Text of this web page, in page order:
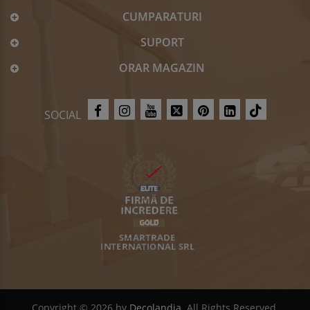
și o reducere a zgomotului de impact.
ideale pentru crearea unui spațiu locuit confortabil în
reglare optimă a umidității.
Steico oferă o gamă largă de produse din fibre de lemn
Pre-fabricate și ușor de instalat,
oferind o soluție rapidă și eficientă pentru izolarea
Sistem de acoperiș:Un sistem complet de acoperiș din
fibre de lemn, incluzând plăci izolatoare, folie de
ventilație și accesorii.
Alegeți Steico pentru o izolare termică ecologică și
performantă!
CUMPARATURI
SUPORT
ORAR MAGAZIN
SOCIAL